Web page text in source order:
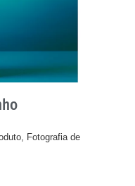
, Fotografia de